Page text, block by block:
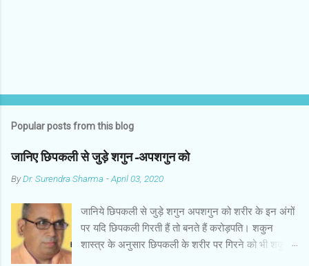
Popular posts from this blog
जानिए छिपकली से जुड़े शगुन-अपशगुन को
ByDr. Surendra Sharma -April 03, 2020
जानिये छिपकली से जुड़े शगुन अपशगुन को शरीर के इन अंगों
पर यदि छिपकली गिरती हैं तो बनते हैं करोड़पति। शकुन
शास्त्र के अनुसार छिपकली के शरीर पर गिरने को भी शकुन/